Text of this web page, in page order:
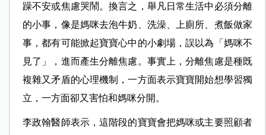
躁不安或焦慮哭鬧。換言之，舉凡日常生活中必須分離
的小事，像是媽咪去泡牛奶、洗澡、上廁所、煮飯做家
事，都有可能掀起寶寶心中的小劇場，誤以為「媽咪不
見了」，進而產生分離焦慮。事實上，分離焦慮是種既
複雜又矛盾的心理機制，一方面表示寶寶開始想學習獨
立，一方面卻又害怕和媽咪分開。
李政翰醫師表示，這階段的寶寶會把媽咪或主要照顧者